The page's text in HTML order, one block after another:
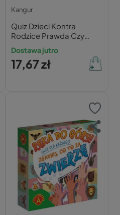
Kangur
Quiz Dzieci Kontra
Rodzice Prawda Czy
Fałsz
Dostawa jutro
17,67 zł